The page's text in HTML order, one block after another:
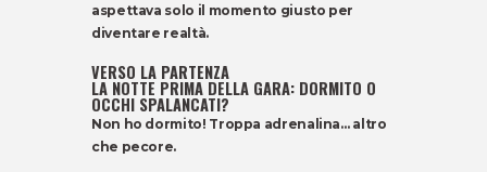
aspettava solo il momento giusto per
diventare realtà.
VERSO LA PARTENZA
LA NOTTE PRIMA DELLA GARA: DORMITO O
OCCHI SPALANCATI?
Non ho dormito! Troppa adrenalina… altro
che pecore.